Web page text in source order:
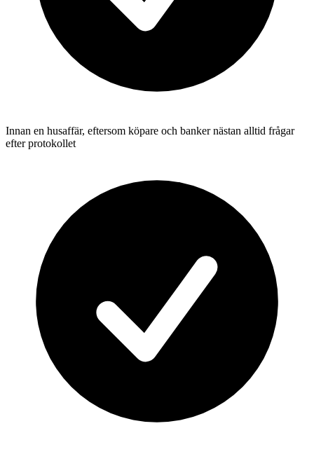
Innan en husaffär, eftersom köpare och banker nästan alltid frågar
efter protokollet